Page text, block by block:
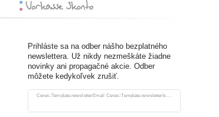
Prihláste sa na odber nášho bezplatného
newslettera. Už nikdy nezmeškáte žiadne
novinky ani propagačné akcie. Odber
môžete kedykoľvek zrušiť.
Ceres::Template.newsletterHoneypotLabel